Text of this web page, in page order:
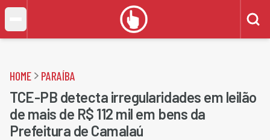
HOME PARAÍBA
TCE-PB detecta irregularidades em leilão
de mais de R$ 112 mil em bens da
Prefeitura de Camalaú